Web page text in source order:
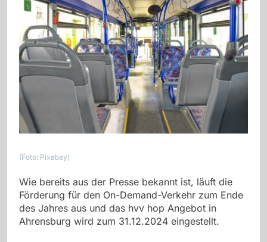
(Foto: Pixabay)
Wie bereits aus der Presse bekannt ist, läuft die
Förderung für den On-Demand-Verkehr zum Ende
des Jahres aus und das hvv hop Angebot in
Ahrensburg wird zum 31.12.2024 eingestellt.